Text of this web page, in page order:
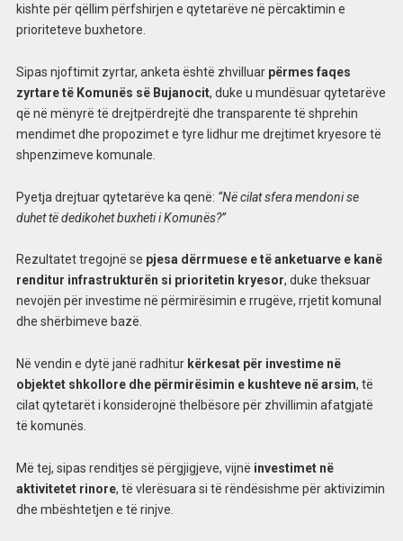
kishte për qëllim përfshirjen e qytetarëve në përcaktimin e
prioriteteve buxhetore.
Sipas njoftimit zyrtar, anketa është zhvilluar përmes faqes
zyrtare të Komunës së Bujanocit, duke u mundësuar qytetarëve
që në mënyrë të drejtpërdrejtë dhe transparente të shprehin
mendimet dhe propozimet e tyre lidhur me drejtimet kryesore të
shpenzimeve komunale.
Pyetja drejtuar qytetarëve ka qenë: “Në cilat sfera mendoni se
duhet të dedikohet buxheti i Komunës?”
Rezultatet tregojnë se pjesa dërrmuese e të anketuarve e kanë
renditur infrastrukturën si prioritetin kryesor, duke theksuar
nevojën për investime në përmirësimin e rrugëve, rrjetit komunal
dhe shërbimeve bazë.
Në vendin e dytë janë radhitur kërkesat për investime në
objektet shkollore dhe përmirësimin e kushteve në arsim, të
cilat qytetarët i konsiderojnë thelbësore për zhvillimin afatgjatë
të komunës.
Më tej, sipas renditjes së përgjigjeve, vijnë investimet në
aktivitetet rinore, të vlerësuara si të rëndësishme për aktivizimin
dhe mbështetjen e të rinjve.